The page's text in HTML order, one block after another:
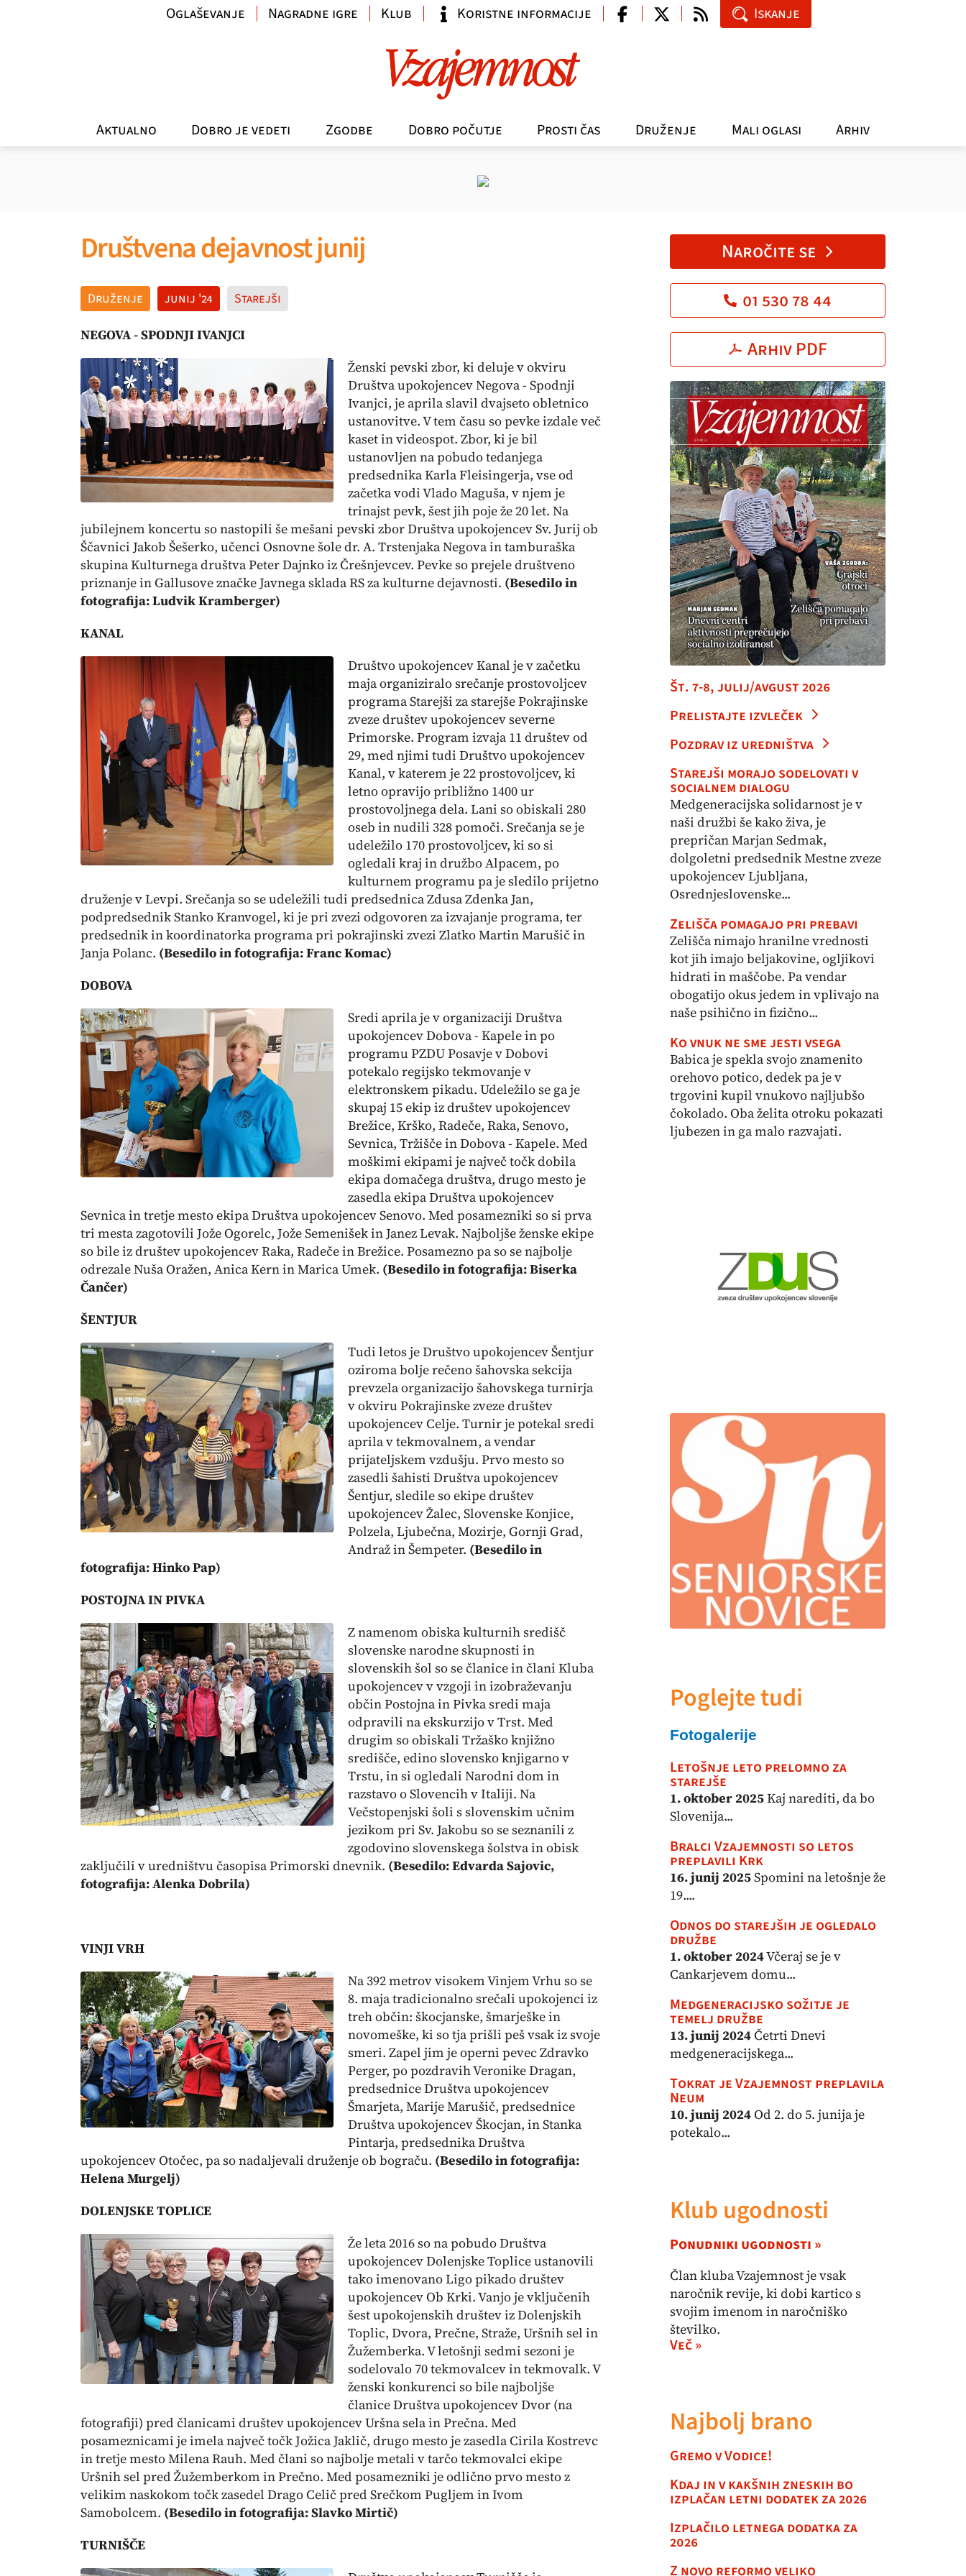
Aktualno Dobro je vedeti Zgodbe Dobro počutje Prosti čas Druženje Mali oglasi Arhiv
Oglaševanje Nagradne igre Klub Koristne informacije Iskanje
Društvena dejavnost junij
Druženje junij '24
Starejši
NEGOVA - SPODNJI IVANJCI
Ženski pevski zbor, ki deluje v okviru
Društva upokojencev Negova - Spodnji
Ivanjci, je aprila slavil dvajseto obletnico
ustanovitve. V tem času so pevke izdale več
kaset in videospot. Zbor, ki je bil
ustanovljen na pobudo tedanjega
predsednika Karla Fleisingerja, vse od
začetka vodi Vlado Maguša, v njem je
trinajst pevk, šest jih poje že 20 let. Na
jubilejnem koncertu so nastopili še mešani pevski zbor Društva upokojencev Sv. Jurij ob
Ščavnici Jakob Šešerko, učenci Osnovne šole dr. A. Trstenjaka Negova in tamburaška
skupina Kulturnega društva Peter Dajnko iz Črešnjevcev. Pevke so prejele društveno
priznanje in Gallusove značke Javnega sklada RS za kulturne dejavnosti. (Besedilo in
fotografija: Ludvik Kramberger)
KANAL
Društvo upokojencev Kanal je v začetku
maja organiziralo srečanje prostovoljcev
programa Starejši za starejše Pokrajinske
zveze društev upokojencev severne
Primorske. Program izvaja 11 društev od
29, med njimi tudi Društvo upokojencev
Kanal, v katerem je 22 prostovoljcev, ki
letno opravijo približno 1400 ur
prostovoljnega dela. Lani so obiskali 280
oseb in nudili 328 pomoči. Srečanja se je
udeležilo 170 prostovoljcev, ki so si
ogledali kraj in družbo Alpacem, po
kulturnem programu pa je sledilo prijetno
druženje v Levpi. Srečanja so se udeležili tudi predsednica Zdusa Zdenka Jan,
podpredsednik Stanko Kranvogel, ki je pri zvezi odgovoren za izvajanje programa, ter
predsednik in koordinatorka programa pri pokrajinski zvezi Zlatko Martin Marušič in
Janja Polanc. (Besedilo in fotografija: Franc Komac)
DOBOVA
Sredi aprila je v organizaciji Društva
upokojencev Dobova - Kapele in po
programu PZDU Posavje v Dobovi
potekalo regijsko tekmovanje v
elektronskem pikadu. Udeležilo se ga je
skupaj 15 ekip iz društev upokojencev
Brežice, Krško, Radeče, Raka, Senovo,
Sevnica, Tržišče in Dobova - Kapele. Med
moškimi ekipami je največ točk dobila
ekipa domačega društva, drugo mesto je
zasedla ekipa Društva upokojencev
Sevnica in tretje mesto ekipa Društva upokojencev Senovo. Med posamezniki so si prva
tri mesta zagotovili Jože Ogorelc, Jože Semenišek in Janez Levak. Najboljše ženske ekipe
so bile iz društev upokojencev Raka, Radeče in Brežice. Posamezno pa so se najbolje
odrezale Nuša Oražen, Anica Kern in Marica Umek. (Besedilo in fotografija: Biserka
Čančer)
ŠENTJUR
Tudi letos je Društvo upokojencev Šentjur
oziroma bolje rečeno šahovska sekcija
prevzela organizacijo šahovskega turnirja
v okviru Pokrajinske zveze društev
upokojencev Celje. Turnir je potekal sredi
aprila v tekmovalnem, a vendar
prijateljskem vzdušju. Prvo mesto so
zasedli šahisti Društva upokojencev
Šentjur, sledile so ekipe društev
upokojencev Žalec, Slovenske Konjice,
Polzela, Ljubečna, Mozirje, Gornji Grad,
Andraž in Šempeter. (Besedilo in
fotografija: Hinko Pap)
POSTOJNA IN PIVKA
Z namenom obiska kulturnih središč
slovenske narodne skupnosti in
slovenskih šol so se članice in člani Kluba
upokojencev v vzgoji in izobraževanju
občin Postojna in Pivka sredi maja
odpravili na ekskurzijo v Trst. Med
drugim so obiskali Tržaško knjižno
središče, edino slovensko knjigarno v
Trstu, in si ogledali Narodni dom in
razstavo o Slovencih v Italiji. Na
Večstopenjski šoli s slovenskim učnim
jezikom pri Sv. Jakobu so se seznanili z
zgodovino slovenskega šolstva in obisk
zaključili v uredništvu časopisa Primorski dnevnik. (Besedilo: Edvarda Sajovic,
fotografija: Alenka Dobrila)
VINJI VRH
Na 392 metrov visokem Vinjem Vrhu so se
8. maja tradicionalno srečali upokojenci iz
treh občin: škocjanske, šmarješke in
novomeške, ki so tja prišli peš vsak iz svoje
smeri. Zapel jim je operni pevec Zdravko
Perger, po pozdravih Veronike Dragan,
predsednice Društva upokojencev
Šmarjeta, Marije Marušič, predsednice
Društva upokojencev Škocjan, in Stanka
Pintarja, predsednika Društva
upokojencev Otočec, pa so nadaljevali druženje ob bograču. (Besedilo in fotografija:
Helena Murgelj)
DOLENJSKE TOPLICE
Že leta 2016 so na pobudo Društva
upokojencev Dolenjske Toplice ustanovili
tako imenovano Ligo pikado društev
upokojencev Ob Krki. Vanjo je vključenih
šest upokojenskih društev iz Dolenjskih
Toplic, Dvora, Prečne, Straže, Uršnih sel in
Žužemberka. V letošnji sedmi sezoni je
sodelovalo 70 tekmovalcev in tekmovalk. V
ženski konkurenci so bile najboljše
članice Društva upokojencev Dvor (na
fotografiji) pred članicami društev upokojencev Uršna sela in Prečna. Med
posameznicami je imela največ točk Jožica Jaklič, drugo mesto je zasedla Cirila Kostrevc
in tretje mesto Milena Rauh. Med člani so najbolje metali v tarčo tekmovalci ekipe
Uršnih sel pred Žužemberkom in Prečno. Med posamezniki je odlično prvo mesto z
velikim naskokom točk zasedel Drago Celič pred Srečkom Pugljem in Ivom
Samobolcem. (Besedilo in fotografija: Slavko Mirtič)
TURNIŠČE
Naročite se
01 530 78 44
Arhiv PDF
Št. 7-8, julij/avgust 2026
Prelistajte izvleček
Pozdrav iz uredništva
Starejši morajo sodelovati v
socialnem dialogu
Medgeneracijska solidarnost je v
naši družbi še kako živa, je
prepričan Marjan Sedmak,
dolgoletni predsednik Mestne zveze
upokojencev Ljubljana,
Osrednjeslovenske...
Zelišča pomagajo pri prebavi
Zelišča nimajo hranilne vrednosti
kot jih imajo beljakovine, ogljikovi
hidrati in maščobe. Pa vendar
obogatijo okus jedem in vplivajo na
naše psihično in fizično...
Ko vnuk ne sme jesti vsega
Babica je spekla svojo znamenito
orehovo potico, dedek pa je v
trgovini kupil vnukovo najljubšo
čokolado. Oba želita otroku pokazati
ljubezen in ga malo razvajati.
Poglejte tudi
Fotogalerije
Letošnje leto prelomno za
starejše
1. oktober 2025Kaj narediti, da bo
Slovenija...
Bralci Vzajemnosti so letos
preplavili Krk
16. junij 2025Spomini na letošnje že
19....
Odnos do starejših je ogledalo
družbe
1. oktober 2024Včeraj se je v
Cankarjevem domu...
Medgeneracijsko sožitje je
temelj družbe
13. junij 2024Četrti Dnevi
medgeneracijskega...
Tokrat je Vzajemnost preplavila
Neum
10. junij 2024Od 2. do 5. junija je
potekalo...
Klub ugodnosti
Ponudniki ugodnosti »
Član kluba Vzajemnost je vsak
naročnik revije, ki dobi kartico s
svojim imenom in naročniško
številko.
Več »
Najbolj brano
Gremo v Vodice!
Kdaj in v kakšnih zneskih bo
izplačan letni dodatek za 2026
Izplačilo letnega dodatka za
2026
Z novo reformo veliko